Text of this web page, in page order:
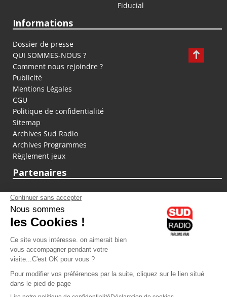
Fiducial
Informations
Dossier de presse
QUI SOMMES-NOUS ?
Comment nous rejoindre ?
Publicité
Mentions Légales
CGU
Politique de confidentialité
Sitemap
Archives Sud Radio
Archives Programmes
Règlement jeux
Partenaires
fiducial.fr
lyoncapitale.fr
olympique-et-lyonnais.com
L'application Iphone / Android
Téléchargez l'application
Les cookies